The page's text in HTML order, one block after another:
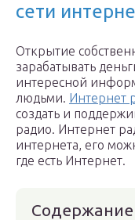
сети
Открытие
зарабатывать
интересной
людьми. Интернет
создать и
радио. Интернет
интернета, его
где есть Интернет.
Содержание